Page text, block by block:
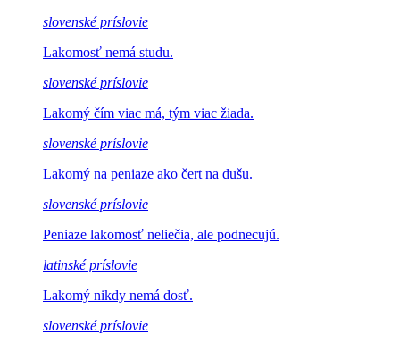
slovenské príslovie
Lakomosť nemá studu.
slovenské príslovie
Lakomý čím viac má, tým viac žiada.
slovenské príslovie
Lakomý na peniaze ako čert na dušu.
slovenské príslovie
Peniaze lakomosť neliečia, ale podnecujú.
latinské príslovie
Lakomý nikdy nemá dosť.
slovenské príslovie